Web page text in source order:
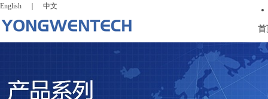
English 中文
首